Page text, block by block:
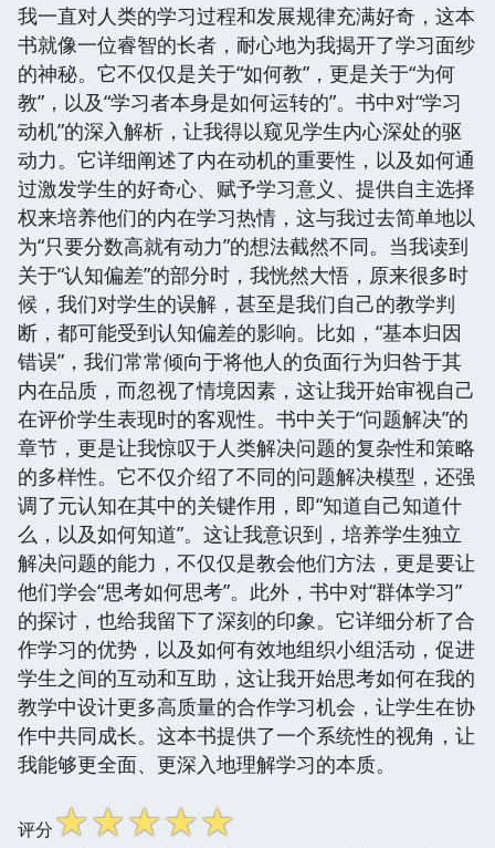
我一直对人类的学习过程和发展规律充满好奇，这本
书就像一位睿智的长者，耐心地为我揭开了学习面纱
的神秘。它不仅仅是关于“如何教”，更是关于“为何
教”，以及“学习者本身是如何运转的”。书中对“学习
动机”的深入解析，让我得以窥见学生内心深处的驱
动力。它详细阐述了内在动机的重要性，以及如何通
过激发学生的好奇心、赋予学习意义、提供自主选择
权来培养他们的内在学习热情，这与我过去简单地以
为“只要分数高就有动力”的想法截然不同。当我读到
关于“认知偏差”的部分时，我恍然大悟，原来很多时
候，我们对学生的误解，甚至是我们自己的教学判
断，都可能受到认知偏差的影响。比如，“基本归因
错误”，我们常常倾向于将他人的负面行为归咎于其
内在品质，而忽视了情境因素，这让我开始审视自己
在评价学生表现时的客观性。书中关于“问题解决”的
章节，更是让我惊叹于人类解决问题的复杂性和策略
的多样性。它不仅介绍了不同的问题解决模型，还强
调了元认知在其中的关键作用，即“知道自己知道什
么，以及如何知道”。这让我意识到，培养学生独立
解决问题的能力，不仅仅是教会他们方法，更是要让
他们学会“思考如何思考”。此外，书中对“群体学习”
的探讨，也给我留下了深刻的印象。它详细分析了合
作学习的优势，以及如何有效地组织小组活动，促进
学生之间的互动和互助，这让我开始思考如何在我的
教学中设计更多高质量的合作学习机会，让学生在协
作中共同成长。这本书提供了一个系统性的视角，让
我能够更全面、更深入地理解学习的本质。
评分☆☆☆☆☆